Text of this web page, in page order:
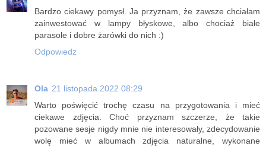
Bardzo ciekawy pomysł. Ja przyznam, że zawsze chciałam
zainwestować w lampy błyskowe, albo chociaż białe
parasole i dobre żarówki do nich :)
Odpowiedz
Ola 21 listopada 2022 08:29
Warto poświęcić trochę czasu na przygotowania i mieć
ciekawe zdjęcia. Choć przyznam szczerze, że takie
pozowane sesje nigdy mnie nie interesowały, zdecydowanie
wolę mieć w albumach zdjęcia naturalne, wykonane